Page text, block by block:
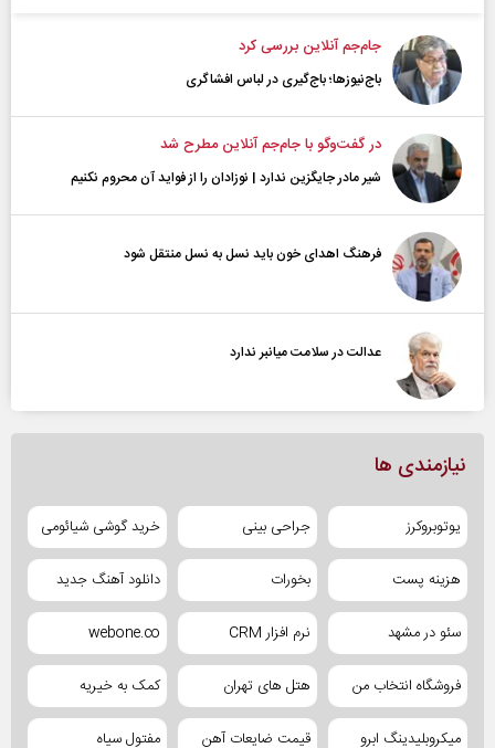
جام‌جم آنلاین بررسی کرد
باج‌نیوزها؛ باج‌گیری در لباس افشاگری
در گفت‌و‌گو با جام‌جم آنلاین مطرح شد
شیر مادر جایگزین ندارد | نوزادان را از فواید آن محروم نکنیم
فرهنگ اهدای خون باید نسل به نسل منتقل شود
عدالت در سلامت میانبر ندارد
نیازمندی ها
یوتوبروکرز جراحی بینی خرید گوشی شیائومی
هزینه پست بخورات دانلود آهنگ جدید
سئو در مشهد نرم افزار CRM webone.co
فروشگاه انتخاب من هتل های تهران کمک به خیریه
میکروبلیدینگ ابرو قیمت ضایعات آهن مفتول سیاه